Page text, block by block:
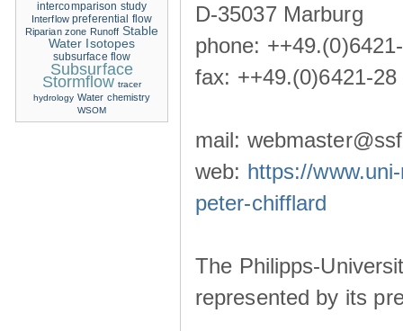
D-35037 Marburg
phone:
fax: ++49.(0)6421-28
mail:
web: https://
peter-chifflard
The Philipps-
represented by its
intercomparison study
Interflow preferential flow
Riparian zone Runoff Stable
Water Isotopes
subsurface flow
Subsurface
Stormflow tracer
hydrology Water chemistry
WSOM